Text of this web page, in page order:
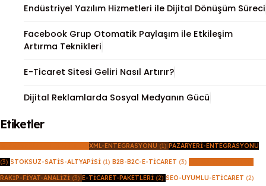
Endüstriyel Yazılım Hizmetleri ile Dijital Dönüşüm Süreci
Facebook Grup Otomatik Paylaşım ile Etkileşim
Artırma Teknikleri
E-Ticaret Sitesi Geliri Nasıl Artırır?
Dijital Reklamlarda Sosyal Medyanın Gücü
Etiketler
XML-ENTEGRASYONU (1) PAZARYERI-ENTEGRASYONU
(3) STOKSUZ-SATIS-ALTYAPISI (1) B2B-B2C-E-TICARET (3)
RAKIP-FIYAT-ANALIZI (3) E-TICARET-PAKETLERI (2) SEO-UYUMLU-ETICARET (2)